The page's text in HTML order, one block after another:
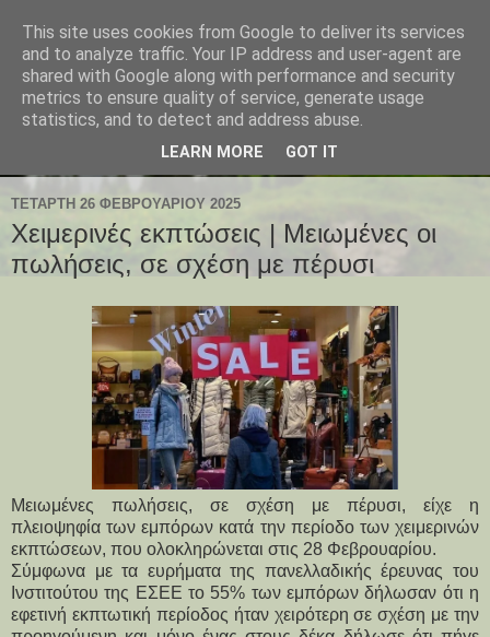
ΤΕΤΆΡΤΗ 26 ΦΕΒΡΟΥΑΡΊΟΥ 2025
Χειμερινές εκπτώσεις | Μειωμένες οι
πωλήσεις, σε σχέση με πέρυσι
Μειωμένες πωλήσεις, σε σχέση με πέρυσι, είχε η
πλειοψηφία των εμπόρων κατά την περίοδο των χειμερινών
εκπτώσεων, που ολοκληρώνεται στις 28 Φεβρουαρίου.
Σύμφωνα με τα ευρήματα της πανελλαδικής έρευνας του
Ινστιτούτου της ΕΣΕΕ το 55% των εμπόρων δήλωσαν ότι η
εφετινή εκπτωτική περίοδος ήταν χειρότερη σε σχέση με την
This site uses cookies from Google to deliver its services
and to analyze traffic. Your IP address and user-agent are
shared with Google along with performance and security
metrics to ensure quality of service, generate usage
statistics, and to detect and address abuse.
LEARN MORE GOT IT